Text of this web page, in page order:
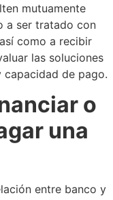
mutuamente
a ser tratado con
como a recibir
las soluciones
capacidad de pago.
o
una
entre banco y